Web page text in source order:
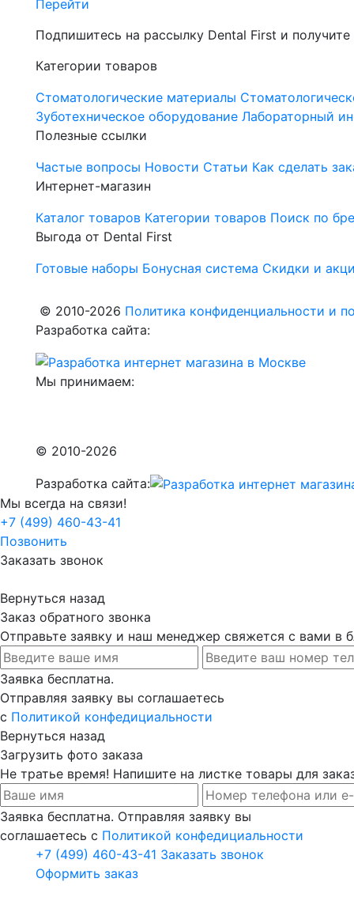
Перейти
Подпишитесь на рассылку Dental First и
Категории товаров
Стоматологические материалы
Зуботехническое оборудование Лабораторный
Полезные ссылки
Частые вопросы Новости Статьи Как сделать
Интернет-магазин
Каталог товаров Категории товаров Поиск по
Выгода от Dental First
Готовые наборы Бонусная система Скидки и
© 2010-2026 Политика конфиденциальности и
Разработка сайта:
Мы принимаем:
© 2010-2026
Разработка сайта:
Мы всегда на связи!
+7 (499) 460-43-41
Позвонить
Заказать звонок
Вернуться назад
Заказ обратного звонка
Отправьте заявку и наш менеджер свяжется с вами в
Заявка бесплатна.
Отправляя заявку вы соглашаетесь
с Политикой конфедициальности
Вернуться назад
Загрузить фото заказа
Не тратье время! Напишите на листке товары для
Заявка бесплатна. Отправляя заявку вы
соглашаетесь с Политикой конфедициальности
+7 (499) 460-43-41 Заказать звонок
Оформить заказ